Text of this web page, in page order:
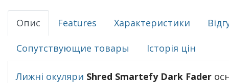
Опис Features Характеристики
Сопутствующие товары Історія цін
Лижні окуляри Shred Smartefy Dark Fader